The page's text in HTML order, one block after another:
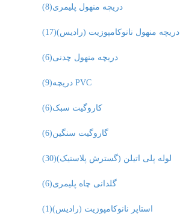
(8)دریچه منهول پلیمری
(17)دریچه منهول نانوکامپوزیت (رادیس)
(6)دریچه منهول چدنی
(9) دریچه PVC
(6)کاروگیت سبک
(6)گاروگیت سنگین
(30)لوله پلی اتیلن (گسترش پلاستیک)
(6)گلدانی چاه پلیمری
(1)استاپر نانوکامپوزیت (رادیس)